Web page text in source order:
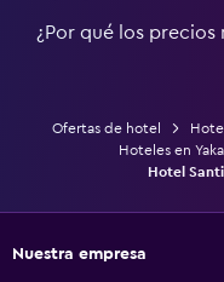
¿Por qué los precios
Ofertas de hotel
Hoteles en
Hotel
Nuestra empresa